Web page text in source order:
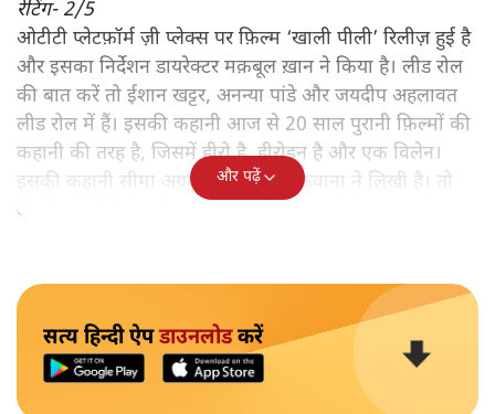
रेटिंग- 2/5
ओटीटी प्लेटफ़ॉर्म ज़ी प्लेक्स पर फ़िल्म ‘खाली पीली’ रिलीज़ हुई है
और इसका निर्देशन डायरेक्टर मक़बूल ख़ान ने किया है। लीड रोल
की बात करें तो ईशान खट्टर, अनन्या पांडे और जयदीप अहलावत
लीड रोल में हैं। इसकी कहानी आज से 20 साल पुरानी फ़िल्मों की
कहानी की तरह है, जिसमें हीरो है, हीरोइन है और एक विलेन।
इसकी कहानी सीमा अग्रवाल और यश मकवाना ने लिखी है। तो
आइये जानते हैं, इसकी क्या है कहानी-
और पढ़ें
सत्य हिन्दी ऐपडाउनलोडकरें